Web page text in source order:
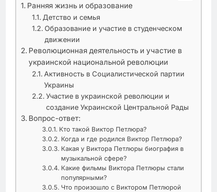
Ранняя жизнь и образование
Детство и семья
Образование и участие в студенческом
движении
Революционная деятельность и участие в
украинской национальной революции
Активность в Социалистической партии
Украины
Участие в украинской революции и
создание Украинской Центральной Рады
Вопрос-ответ:
Кто такой Виктор Петлюра?
Когда и где родился Виктор Петлюра?
Какая у Виктора Петлюры биография в
музыкальной сфере?
Какие фильмы Виктора Петлюры стали
популярными?
Что произошло с Виктором Петлюрой